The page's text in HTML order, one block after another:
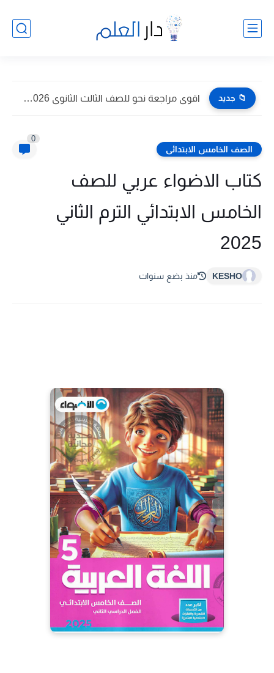
📁 جديد اقوى مراجعة نحو للصف الثالث الثانوى 2026 pdf اعداد توجيه...
الصف الخامس الابتدائى
0
كتاب الاضواء عربي للصف
الخامس الابتدائي الترم الثاني
2025
KESHO منذ بضع سنوات